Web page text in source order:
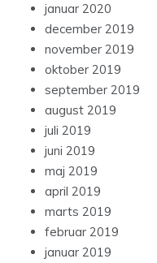
januar 2020
december 2019
november 2019
oktober 2019
september 2019
august 2019
juli 2019
juni 2019
maj 2019
april 2019
marts 2019
februar 2019
januar 2019